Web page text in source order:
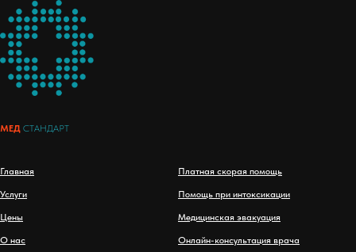
МЕД СТАНДАРТ
Главная
Услуги
Цены
О нас
Платная скорая помощь
Помощь при интоксикации
Медицинская эвакуация
Онлайн-консультация врача